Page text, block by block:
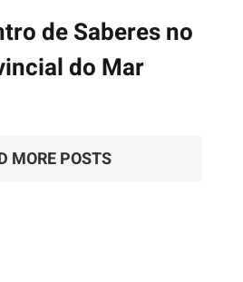
de Saberes no
do Mar
MORE POSTS